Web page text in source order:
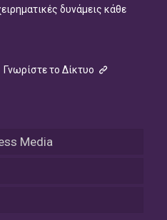
δυνάμεις κάθε
Γνωρίστε το Δίκτυο
Media